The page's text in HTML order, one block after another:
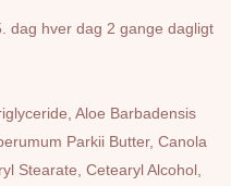
dag hver dag 2 gange dagligt
Aloe Barbadensis
Parkii Butter, Canola
Stearate, Cetearyl Alcohol,